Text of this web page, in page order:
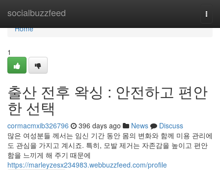
socialbuzzfeed
Home
Home
1
출산 전후 왁싱 : 안전하고 편안
한 선택
cormacmxib326796 396 days ago News
Discuss
많은 여성분들 께서는 임신 기간 동안 몸의 변화와 함께 미용 관리에
도 관심을 가지고 계시죠. 특히, 모발 제거는 자존감을 높이고 편안
함을 느끼게 해 주기 때문에
https://marleyzesx234983.webbuzzfeed.com/profile